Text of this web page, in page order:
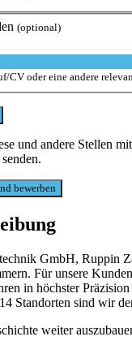
(optional)
CV oder eine andere
und andere Stellen
GmbH, Ruppin
Für unsere
in höchster
Standorten sind wir
weiter